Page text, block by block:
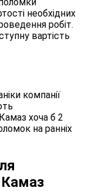
необхідних
робіт.
вартість
компанії
хоча б 2
на ранніх
Камаз